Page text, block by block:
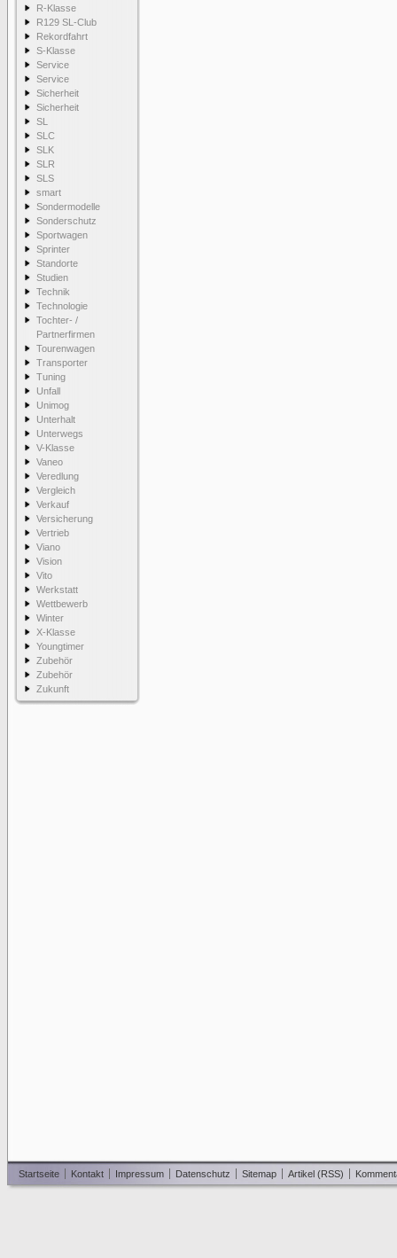
R-Klasse
R129 SL-Club
Rekordfahrt
S-Klasse
Service
Service
Sicherheit
Sicherheit
SL
SLC
SLK
SLR
SLS
smart
Sondermodelle
Sonderschutz
Sportwagen
Sprinter
Standorte
Studien
Technik
Technologie
Tochter- /
Partnerfirmen
Tourenwagen
Transporter
Tuning
Unfall
Unimog
Unterhalt
Unterwegs
V-Klasse
Vaneo
Veredlung
Vergleich
Verkauf
Versicherung
Vertrieb
Viano
Vision
Vito
Werkstatt
Wettbewerb
Winter
X-Klasse
Youngtimer
Zubehör
Zubehör
Zukunft
Startseite Kontakt Impressum Datenschutz Sitemap Artikel (RSS)